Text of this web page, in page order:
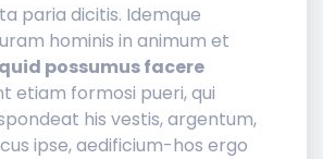
paria dicitis. Idemque
hominis in animum et
possumus facere
etiam formosi pueri, qui
his vestis, argentum,
ipse, aedificium-hos ergo